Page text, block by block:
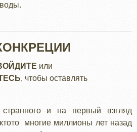
или
, чтобы оставлять
и на первый взгляд
многие миллионы лет назад